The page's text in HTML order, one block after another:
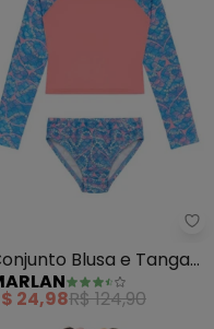
Kids - Conjunto Good
Blusa e Tanga
Uv (Rosa)
24,98R$ 124,90